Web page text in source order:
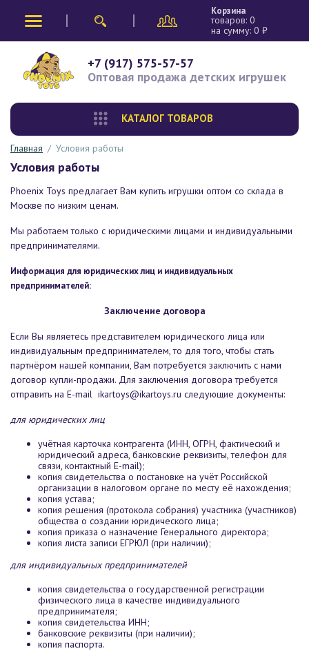
Корзина
товаров: 0
на сумму: 0₽
+7 (917) 575-57-57
Оптовая продажа детских игрушек
КАТАЛОГ ТОВАРОВ
Главная / Условия работы
Условия работы
Phoenix Toys предлагает Вам купить игрушки оптом со склада в
Москве по низким ценам.
Мы работаем только с юридическими лицами и индивидуальными
предпринимателями.
Информация для юридических лиц и индивидуальных
предпринимателей:
Заключение договора
Если Вы являетесь представителем юридического лица или
индивидуальным предпринимателем, то для того, чтобы стать
партнёром нашей компании, Вам потребуется заключить с нами
договор купли-продажи. Для заключения договора требуется
отправить на E-mail ikartoys@ikartoys.ru следующие документы:
для юридических лиц
учётная карточка контрагента (ИНН, ОГРН, фактический и
юридический адреса, банковские реквизиты, телефон для
связи, контактный E-mail);
копия свидетельства о постановке на учёт Российской
организации в налоговом органе по месту её нахождения;
копия устава;
копия решения (протокола собрания) участника (участников)
общества о создании юридического лица;
копия приказа о назначение Генерального директора;
копия листа записи ЕГРЮЛ (при наличии);
для индивидуальных предпринимателей
копия свидетельства о государственной регистрации
физического лица в качестве индивидуального
предпринимателя;
копия свидетельства ИНН;
банковские реквизиты (при наличии);
копия паспорта.